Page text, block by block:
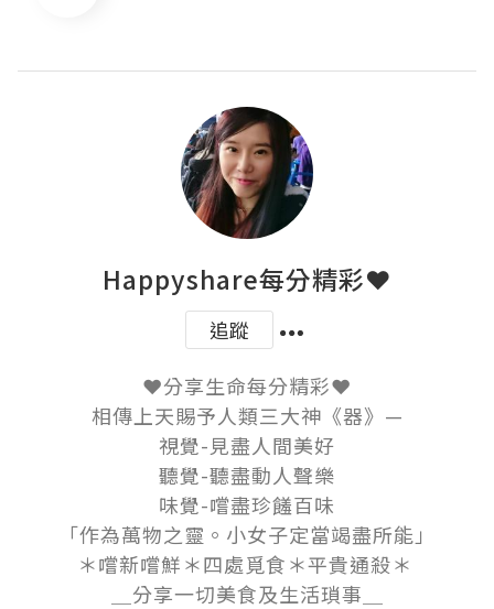
Happyshare每分精彩❤
追蹤
❤分享生命每分精彩❤
相傳上天賜予人類三大神《器》—
視覺-見盡人間美好
聽覺-聽盡動人聲樂
味覺-嚐盡珍饈百味
「作為萬物之靈。小女子定當竭盡所能」
＊嚐新嚐鮮＊四處覓食＊平貴通殺＊
＿分享一切美食及生活瑣事＿